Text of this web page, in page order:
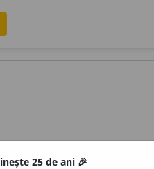
25 de ani 🎉